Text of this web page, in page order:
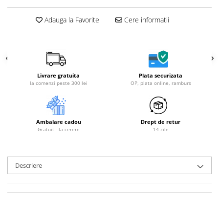
Adauga la Favorite Cere informatii
Livrare gratuita
la comenzi peste 300 lei
Plata securizata
OP, plata online, ramburs
Ambalare cadou
Gratuit - la cerere
Drept de retur
14 zile
Descriere